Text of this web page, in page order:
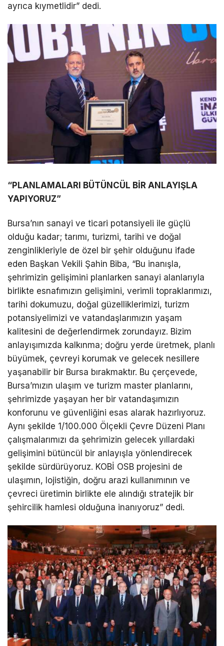
ayrıca kıymetlidir” dedi.
“PLANLAMALARI BÜTÜNCÜL BİR ANLAYIŞLA
YAPIYORUZ”
Bursa’nın sanayi ve ticari potansiyeli ile güçlü
olduğu kadar; tarımı, turizmi, tarihi ve doğal
zenginlikleriyle de özel bir şehir olduğunu ifade
eden Başkan Vekili Şahin Biba, “Bu inanışla,
şehrimizin gelişimini planlarken sanayi alanlarıyla
birlikte esnafımızın gelişimini, verimli topraklarımızı,
tarihi dokumuzu, doğal güzelliklerimizi, turizm
potansiyelimizi ve vatandaşlarımızın yaşam
kalitesini de değerlendirmek zorundayız. Bizim
anlayışımızda kalkınma; doğru yerde üretmek, planlı
büyümek, çevreyi korumak ve gelecek nesillere
yaşanabilir bir Bursa bırakmaktır. Bu çerçevede,
Bursa’mızın ulaşım ve turizm master planlarını,
şehrimizde yaşayan her bir vatandaşımızın
konforunu ve güvenliğini esas alarak hazırlıyoruz.
Aynı şekilde 1/100.000 Ölçekli Çevre Düzeni Planı
çalışmalarımızı da şehrimizin gelecek yıllardaki
gelişimini bütüncül bir anlayışla yönlendirecek
şekilde sürdürüyoruz. KOBİ OSB projesini de
ulaşımın, lojistiğin, doğru arazi kullanımının ve
çevreci üretimin birlikte ele alındığı stratejik bir
şehircilik hamlesi olduğuna inanıyoruz” dedi.